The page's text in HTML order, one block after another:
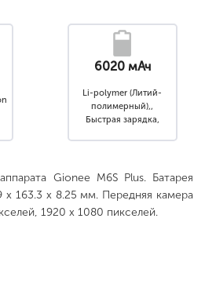
6020 мАч
Li-polymer (Литий-
полимерный),,
Быстрая зарядка,
Gionee M6S Plus. Батарея
x 163.3 x 8.25 мм. Передняя камера
1920 x 1080 пикселей.